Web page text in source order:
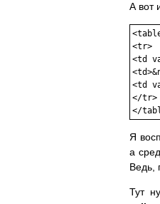
А вот
<tr>
<td
<td
</tr>
Я
а
Ведь,
Тут